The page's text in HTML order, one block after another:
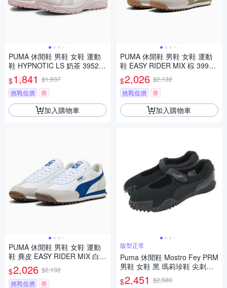
PUMA 休閒鞋 男鞋 女鞋 運動
鞋 HYPNOTIC LS 奶茶 395295
37
$1,841 $1,937
挑戰低價
券
加入購物車
PUMA 休閒鞋 男鞋 女鞋 運動
鞋 麂皮 EASY RIDER MIX 白灰
藍 39902507
$2,026 $2,132
挑戰低價
券
PUMA 休閒鞋 男鞋 女鞋 運動
鞋 EASY RIDER MIX 棕 39902
506
$2,026 $2,132
挑戰低價
券
加入購物車
版型正常
Puma 休閒鞋 Mostro Fey PRM
男鞋 女鞋 黑 瑪莉珍鞋 尖刺大
底 401062-01
$2,451 $2,580